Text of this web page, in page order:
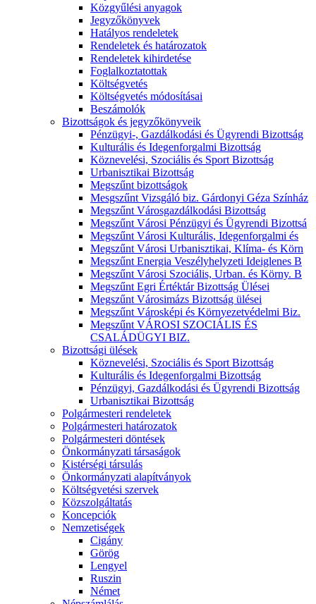
Közgyűlési anyagok
Jegyzőkönyvek
Hatályos rendeletek
Rendeletek és határozatok
Rendeletek kihirdetése
Foglalkoztatottak
Költségvetés
Költségvetés módosításai
Beszámolók
Bizottságok és jegyzőkönyveik
Pénzügyi-, Gazdálkodási és Ügyrendi Bizottság
Kulturális és Idegenforgalmi Bizottság
Köznevelési, Szociális és Sport Bizottság
Urbanisztikai Bizottság
Megszűnt bizottságok
Mesgszűnt Vizsgáló biz. Gárdonyi Géza Színház
Megszűnt Városgazdálkodási Bizottság
Megszűnt Városi Pénzügyi és Ügyrendi Bizottsá
Megszűnt Városi Kulturális, Idegenforgalmi és
Megszűnt Városi Urbanisztikai, Klíma- és Körn
Megszűnt Energia Veszélyhelyzeti Ideiglenes B
Megszűnt Városi Szociális, Urban. és Körny. B
Megszűnt Egri Értéktár Bizottság Ülései
Megszűnt Városimázs Bizottság ülései
Megszűnt Városképi és Környezetvédelmi Biz.
Megszűnt VÁROSI SZOCIÁLIS ÉS
CSALÁDÜGYI BIZ.
Bizottsági ülések
Köznevelési, Szociális és Sport Bizottság
Kulturális és Idegenforgalmi Bizottság
Pénzügyi, Gazdálkodási és Ügyrendi Bizottság
Urbanisztikai Bizottság
Polgármesteri rendeletek
Polgármesteri határozatok
Polgármesteri döntések
Önkormányzati társaságok
Kistérségi társulás
Önkormányzati alapítványok
Költségvetési szervek
Közszolgáltatás
Koncepciók
Nemzetiségek
Cigány
Görög
Lengyel
Ruszin
Német